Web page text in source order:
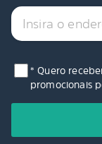
* Quero
promocionais